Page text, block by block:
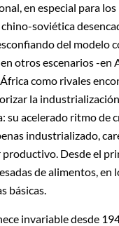
en especial para los
soviética
del
otros escenarios -en
como rivales
la
su acelerado ritmo
industrializado,
Desde el
de alimentos,
básicas.
invariable desde